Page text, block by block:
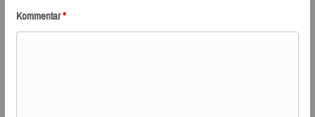
Kommentar*